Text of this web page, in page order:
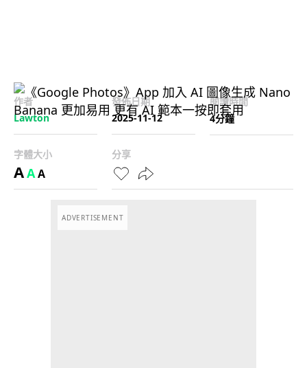
作者
Lawton
發佈日期
2025-11-12
閱讀時間
4分鐘
字體大小
AAA
分享
ADVERTISEMENT